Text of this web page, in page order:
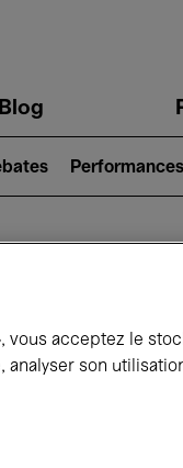
Blog
Performances
vous acceptez le
analyser son